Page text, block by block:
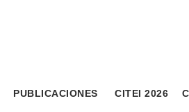
PUBLICACIONES CITEI 2026